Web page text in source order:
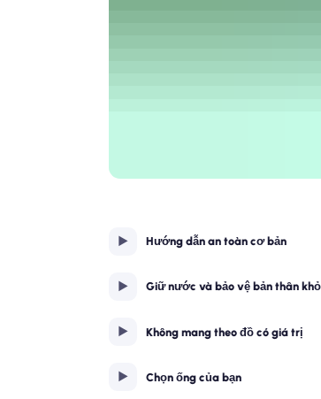
Hướng dẫn an toàn cơ bản
Giữ nước và bảo vệ bản thân
Không mang theo đồ có giá trị
Chọn ống của bạn